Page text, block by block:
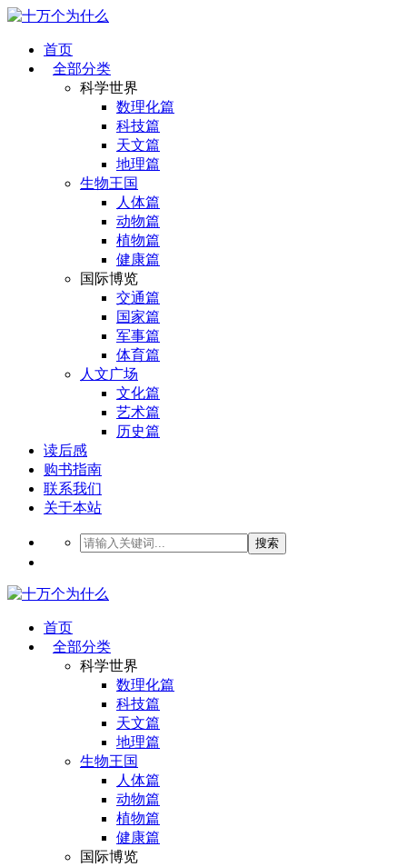
首页
全部分类
科学世界
数理化篇
科技篇
天文篇
地理篇
生物王国
人体篇
动物篇
植物篇
健康篇
国际博览
交通篇
国家篇
军事篇
体育篇
人文广场
文化篇
艺术篇
历史篇
读后感
购书指南
联系我们
关于本站
搜索
首页
全部分类
科学世界
数理化篇
科技篇
天文篇
地理篇
生物王国
人体篇
动物篇
植物篇
健康篇
国际博览